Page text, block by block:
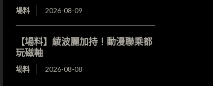
場料 2026-08-09
【場料】綾波麗加持！動漫聯乘都
玩磁軸
場料 2026-08-08